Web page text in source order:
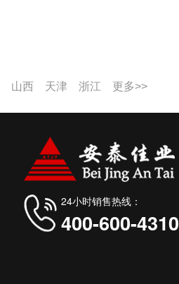
山西 天津 浙江 更多>>
24小时销售热线：
400-600-4310